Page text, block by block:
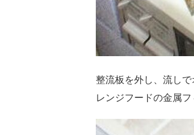
整流板を外し、流し
レンジフードの金属